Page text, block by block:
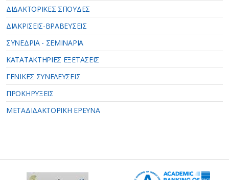
ΔΙΔΑΚΤΟΡΙΚΕΣ ΣΠΟΥΔΕΣ
ΔΙΑΚΡΙΣΕΙΣ-ΒΡΑΒΕΥΣΕΙΣ
ΣΥΝΕΔΡΙΑ - ΣΕΜΙΝΑΡΙΑ
ΚΑΤΑΤΑΚΤΗΡΙΕΣ ΕΞΕΤΑΣΕΙΣ
ΓΕΝΙΚΕΣ ΣΥΝΕΛΕΥΣΕΙΣ
ΠΡΟΚΗΡΥΞΕΙΣ
ΜΕΤΑΔΙΔΑΚΤΟΡΙΚΗ ΕΡΕΥΝΑ